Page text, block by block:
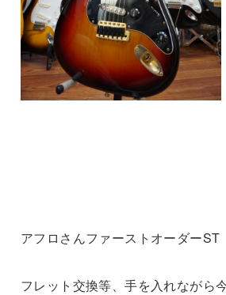
アフロさんファーストオーダーST
フレット交換等、手を入れながら